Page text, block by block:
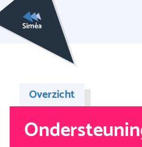
Overzicht